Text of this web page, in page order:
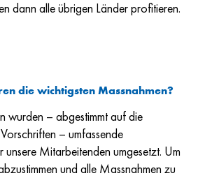
dann alle übrigen Länder profitieren.
die wichtigsten Massnahmen?
wurden – abgestimmt auf die
– umfassende
Mitarbeitenden umgesetzt. Um
und alle Massnahmen zu